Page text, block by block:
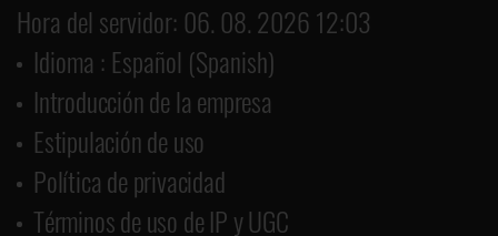
Hora del servidor: 06. 08. 2026 12:03
Idioma : Español (Spanish)
Introducción de la empresa
Estipulación de uso
Política de privacidad
Términos de uso de IP y UGC